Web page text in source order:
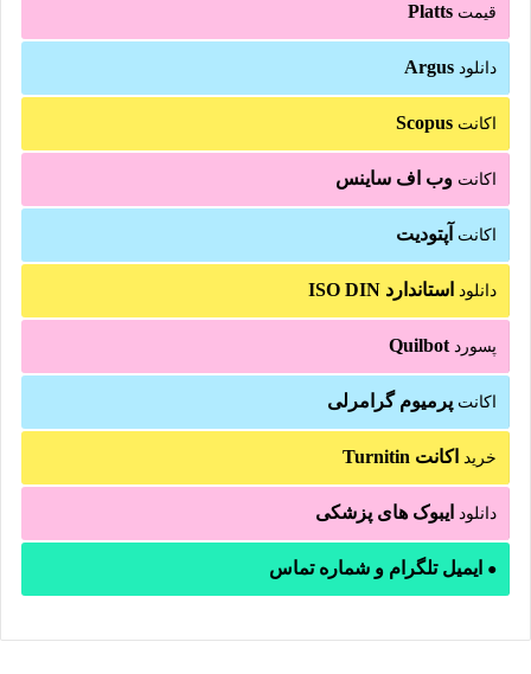
قیمت Platts
دانلود Argus
اکانت Scopus
اکانت وب اف ساینس
اکانت آپتودیت
دانلود استاندارد ISO DIN
پسوردQuilbot
اکانت پرمیوم گرامرلی
خرید اکانت Turnitin
دانلود ایبوک های پزشکی
● ایمیل تلگرام و شماره تماس